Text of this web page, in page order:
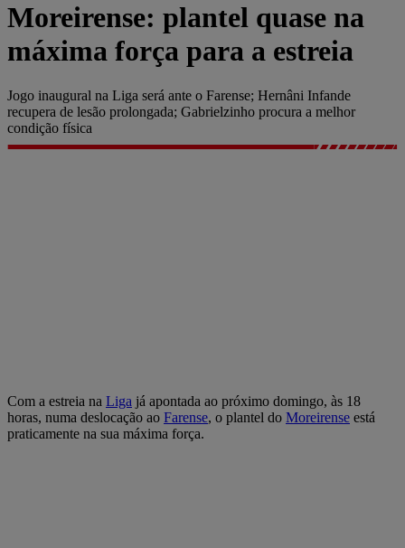
Moreirense: plantel quase na
máxima força para a estreia
Jogo inaugural na Liga será ante o Farense; Hernâni Infande
recupera de lesão prolongada; Gabrielzinho procura a melhor
condição física
Com a estreia na Liga já apontada ao próximo domingo, às 18
horas, numa deslocação ao Farense, o plantel do Moreirense está
praticamente na sua máxima força.